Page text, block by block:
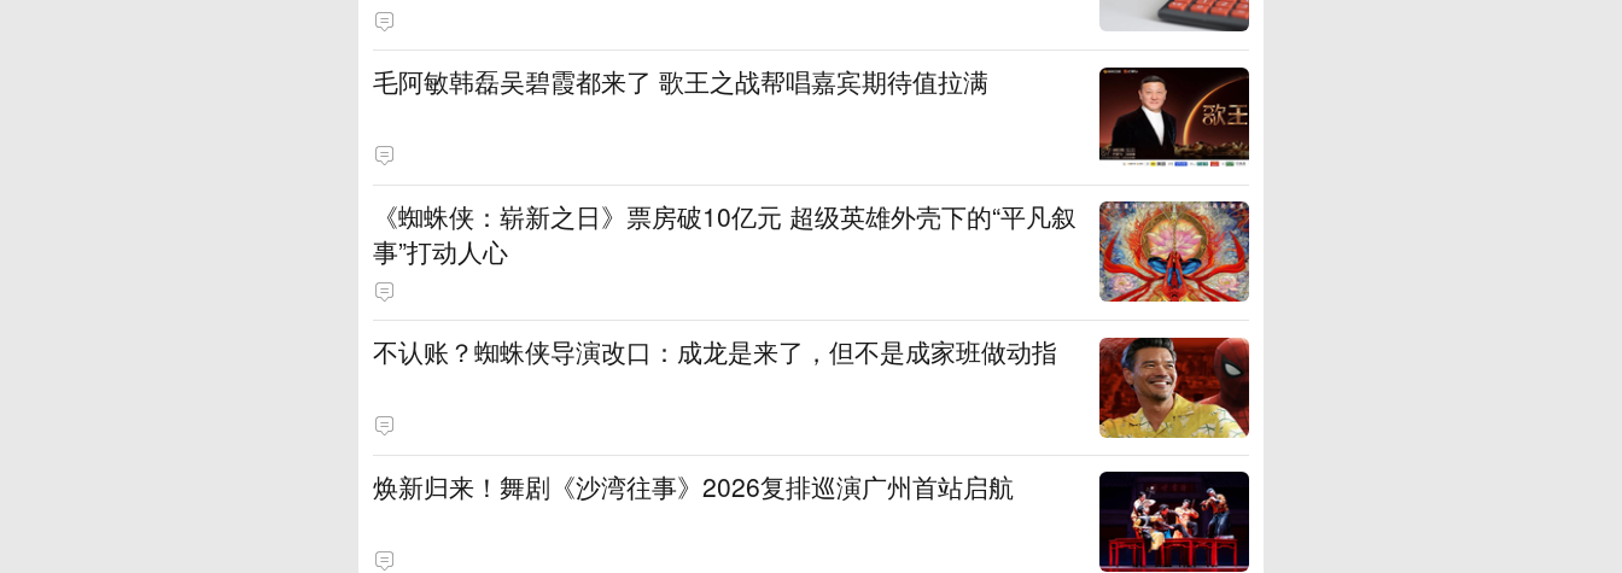
毛阿敏韩磊吴碧霞都来了 歌王之战帮唱嘉宾期待值拉满
《蜘蛛侠：崭新之日》票房破10亿元 超级英雄外壳下的“平凡叙
事”打动人心
不认账？蜘蛛侠导演改口：成龙是来了，但不是成家班做动指
焕新归来！舞剧《沙湾往事》2026复排巡演广州首站启航